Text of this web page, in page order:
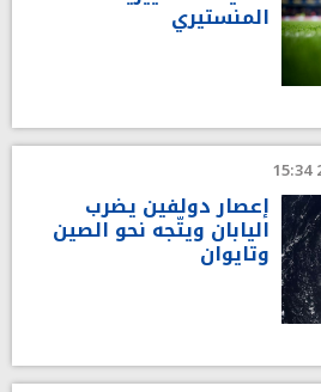
المنستيري
إعصار دولفين يضرب
اليابان ويتّجه نحو الصين
وتايوان